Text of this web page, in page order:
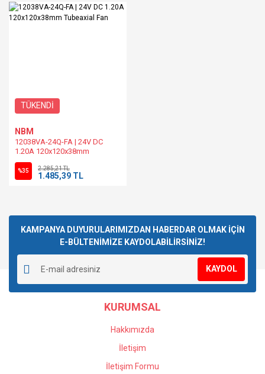
TÜKENDİ
NBM
12038VA-24Q-FA | 24V DC
1.20A 120x120x38mm
Tubeaxial Fan
%35 2.285,21 TL
1.485,39 TL
KAMPANYA DUYURULARIMIZDAN HABERDAR OLMAK İÇİN
E-BÜLTENİMİZE KAYDOLABİLİRSİNİZ!
KAYDOL
KURUMSAL
Hakkımızda
İletişim
İletişim Formu